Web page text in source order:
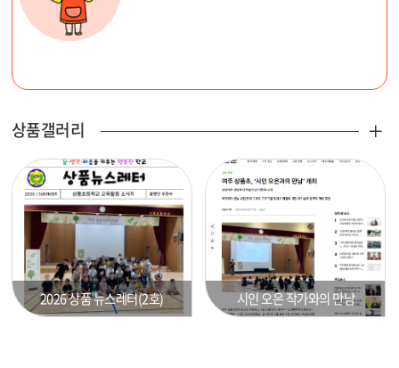
상품갤러리
2026 상품 뉴스레터(2호) 시인 오은 작가와의 만남
보